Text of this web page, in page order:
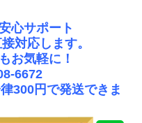
心サポート
対応します。
お気軽に！
6672
300円で発送できま